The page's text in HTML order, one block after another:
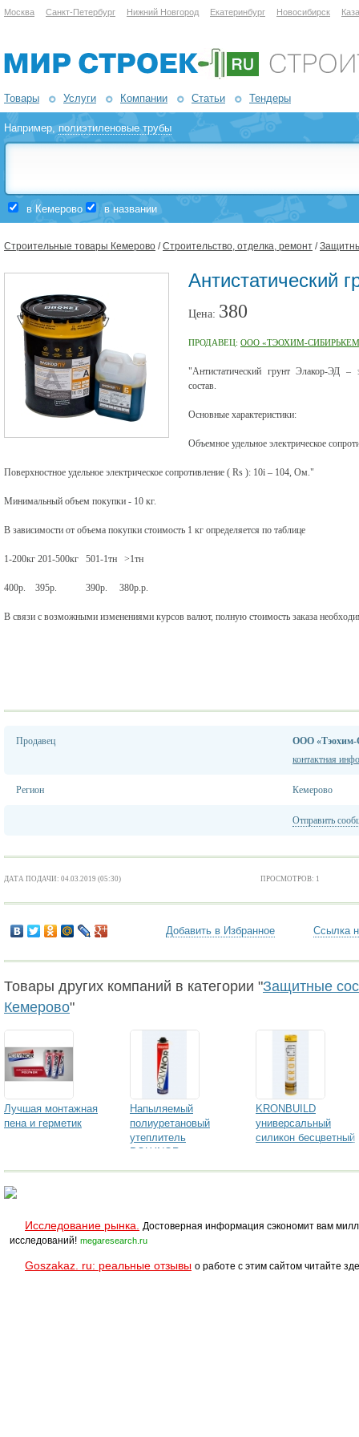
Москва Санкт-Петербург Нижний Новгород Екатеринбург Новосибирск
Товары Услуги Компании Статьи Тендеры
Например,полиэтиленовые трубы
в Кемерово в названии
Строительные товары Кемерово /Строительство, отделка, ремонт /
Антистатический
Цена: 380
ПРОДАВЕЦ: ООО «ТЭОХИМ-
"Антистатический грунт Элакор-ЭД –
состав.
Основные характеристики:
Объемное удельное электрическое
Поверхностное удельное электрическое сопротивление ( Rs ): 10і – 104, Ом."
Минимальный объем покупки - 10 кг.
В зависимости от объема покупки стоимость 1 кг определяется по таблице
1-200кг 201-500кг 501-1тн >1тн
400р. 395р. 390р. 380р.р.
В связи с возможными изменениями курсов валют, полную стоимость заказа
Продавец
ООО «Тэохим-
контактная
Регион Кемерово
Отправить
ДАТА ПОДАЧИ: 04.03.2019 (05:30) ПРОСМОТРОВ: 1
Добавить в Избранное Ссылка
Товары других компаний в категории "Защитные
Кемерово"
Лучшая монтажная
пена и герметик
Напыляемый
полиуретановый
утеплитель
POLYNOR
KRONBUILD
универсальный
силикон бесцветный
Исследование рынка.
Достоверная информация сэкономит вам
исследований! megaresearch.ru
Goszakaz. ru: реальные отзывы о работе с этим сайтом читайте